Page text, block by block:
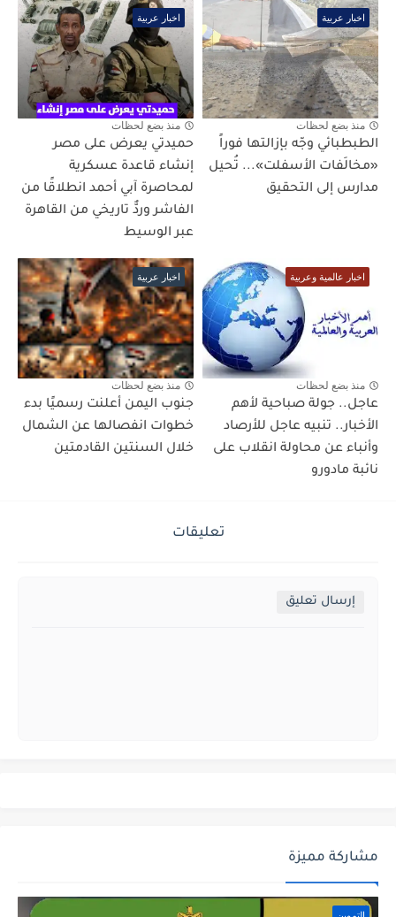
اخبار عربية
منذ بضع لحظات
الطبطبائي وجّه بإزالتها فوراً
«مخالَفات الأسفلت»... تُحيل
مدارس إلى التحقيق
اخبار عربية
منذ بضع لحظات
حميدتي يعرض على مصر
إنشاء قاعدة عسكرية
لمحاصرة آبي أحمد انطلاقًا من
الفاشر وردٌّ تاريخي من القاهرة
عبر الوسيط
اخبار عالمية وعربية
منذ بضع لحظات
عاجل.. جولة صباحية لأهم
الأخبار.. تنبيه عاجل للأرصاد
وأنباء عن محاولة انقلاب على
نائبة مادورو
اخبار عربية
منذ بضع لحظات
جنوب اليمن أعلنت رسميًا بدء
خطوات انفصالها عن الشمال
خلال السنتين القادمتين
تعليقات
إرسال تعليق
مشاركة مميزة